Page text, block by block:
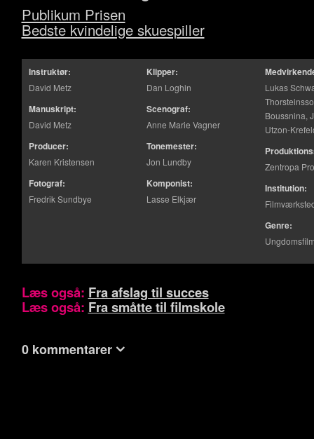
Publikum Prisen
Bedste kvindelige skuespiller
Instruktør:
David Metz
Manuskript:
David Metz
Producer:
Karen Kristensen
Fotograf:
Fredrik Sundbye
Klipper:
Dan Loghin
Scenograf:
Anne Marie Vagner
Tonemester:
Jon Lundby
Komponist:
Lasse Elkjær
Lukas
Boussnina,
Utzon-
Zentropa
Institution:
Genre:
Læs også: Fra afslag til succes
Læs også: Fra småtte til filmskole
0 kommentarer